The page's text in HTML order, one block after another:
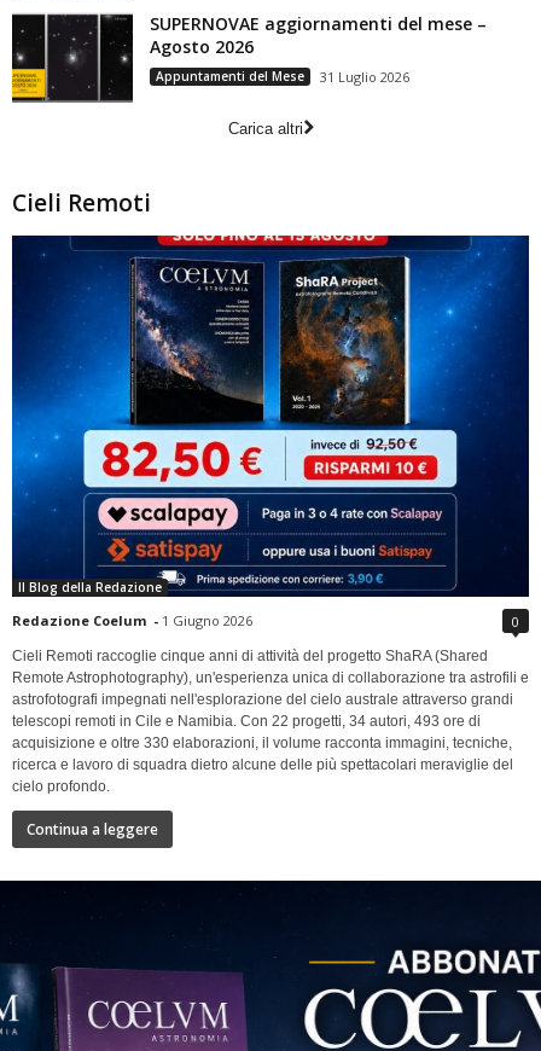
SUPERNOVAE aggiornamenti del mese –
Agosto 2026
Appuntamenti del Mese 31 Luglio 2026
Carica altri
Cieli Remoti
Il Blog della Redazione
Redazione Coelum - 1 Giugno 2026 0
Cieli Remoti raccoglie cinque anni di attività del progetto ShaRA (Shared
Remote Astrophotography), un'esperienza unica di collaborazione tra astrofili e
astrofotografi impegnati nell'esplorazione del cielo australe attraverso grandi
telescopi remoti in Cile e Namibia. Con 22 progetti, 34 autori, 493 ore di
acquisizione e oltre 330 elaborazioni, il volume racconta immagini, tecniche,
ricerca e lavoro di squadra dietro alcune delle più spettacolari meraviglie del
cielo profondo.
Continua a leggere